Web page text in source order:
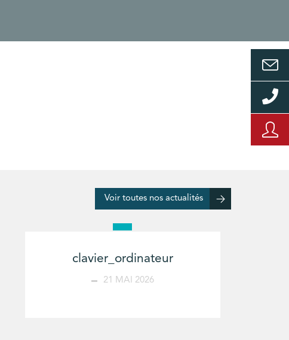
Voir toutes nos actualités
clavier_ordinateur
21 MAI 2026